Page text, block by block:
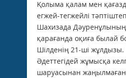
Қолыма қалам мен
егжей-тег­жейлі
Шахизада
қарағанда оқиға былай
Шілденің 21-ші жұлдызы.
Әдеттегідей жұмысқа
шаруасынан